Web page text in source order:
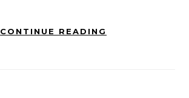
CONTINUE READING